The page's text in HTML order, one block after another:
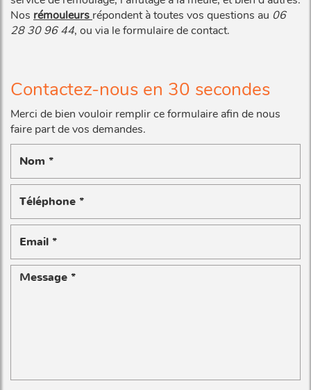
Nos rémouleurs répondent à toutes vos questions au 06
28 30 96 44, ou via le formulaire de contact.
Contactez-nous en 30 secondes
Merci de bien vouloir remplir ce formulaire afin de nous
faire part de vos demandes.